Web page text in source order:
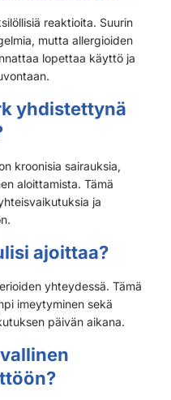
reaktioita. Suurin
mutta allergioiden
lopettaa käyttö ja
yhdistettynä
kroonisia sairauksia,
aloittamista. Tämä
ja
ajoittaa?
yhteydessä. Tämä
imeytyminen sekä
päivän aikana.